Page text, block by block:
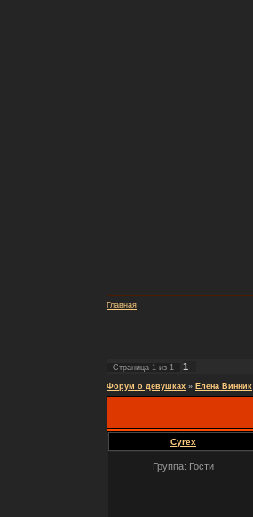
Главная
Страница 1 из 1 1
Форум о девушках » Елена Винник
Cyrex
Группа: Гости